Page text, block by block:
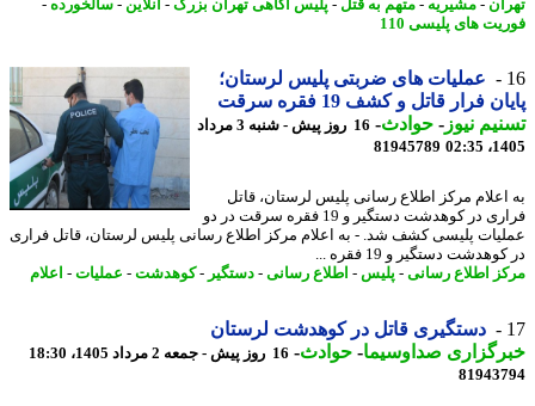
- مشیریه- متهم به قتل -پلیس آگاهی تهران بزرگ- آنلاین-سالخورده-
های پلیسی 110
عملیات های ضربتی پلیس لرستان؛
فرار قاتل و کشف 19 فقره سرقت
نیوز-حوادث -
16 روز پیش - شنبه 3 مرداد
81945789
مرکز اطلاع رسانی پلیس لرستان، قاتل
فراری در کوهدشت دستگیر و 19 فقره سرقت در دو
پلیسی کشف شد. - به اعلام مرکز اطلاع رسانی پلیس لرستان، قاتل فراری
دستگیر و 19 فقره ...
اطلاع رسانی-پلیس-اطلاع رسانی-دستگیر-کوهدشت-عملیات-اعلام
دستگیری قاتل در کوهدشت لرستان
صداوسیما-حوادث -16 روز پیش - جمعه 2 مرداد 1405، 18:30